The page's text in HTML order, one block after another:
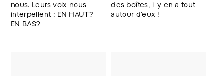
nous. Leurs voix nous
interpellent : EN HAUT?
EN BAS?
des boîtes, il y en a tout
autour d'eux !